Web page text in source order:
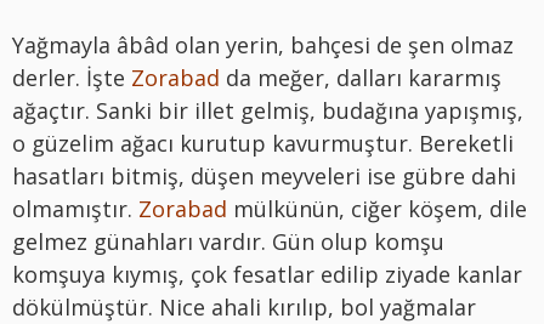
Yağmayla âbâd olan yerin, bahçesi de şen olmaz
derler. İşte Zorabad da meğer, dalları kararmış
ağaçtır. Sanki bir illet gelmiş, budağına yapışmış,
o güzelim ağacı kurutup kavurmuştur. Bereketli
hasatları bitmiş, düşen meyveleri ise gübre dahi
olmamıştır. Zorabad mülkünün, ciğer köşem, dile
gelmez günahları vardır. Gün olup komşu
komşuya kıymış, çok fesatlar edilip ziyade kanlar
dökülmüştür. Nice ahali kırılıp, bol yağmalar